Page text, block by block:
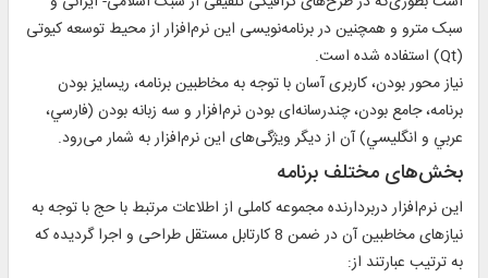
سبک مترو و همچنین در برنامه‌نويسی اين نرم‌افزار از محیط توسعه کیوتی
(Qt) استفاده شده است.
نياز محور بودن، کاربری آسان با توجه به مخاطبين برنامه، ريسایز بودن
برنامه، جامع بودن، چند‌رسانه‌ای بودن نرم‌افزار و سه زبانه بودن (فارسي،
عربي و انگليسي) آن از ديگر ويژگی‌های این نرم‌افزار به شمار می‌رود.
بخش‌های مختلف برنامه
اين نرم‌افزار دربردارنده مجموعه کاملی از اطلاعات مرتبط با حج با توجه به
نيازهای مخاطبين آن در ضمن 8 کارتابل مستقل طراحی و اجرا گرديده که
به ترتیب عبارتند از: